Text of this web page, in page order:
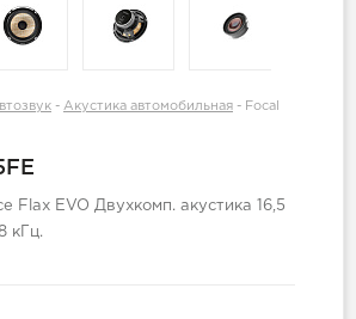
- Акустика автомобильная - Focal
Flax EVO Двухкомп. акустика 16,5
кГц.